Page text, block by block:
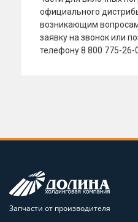
официального
возникающим
заявку на звонок или
телефону 8 800 775-26-
Запчасти от производителя